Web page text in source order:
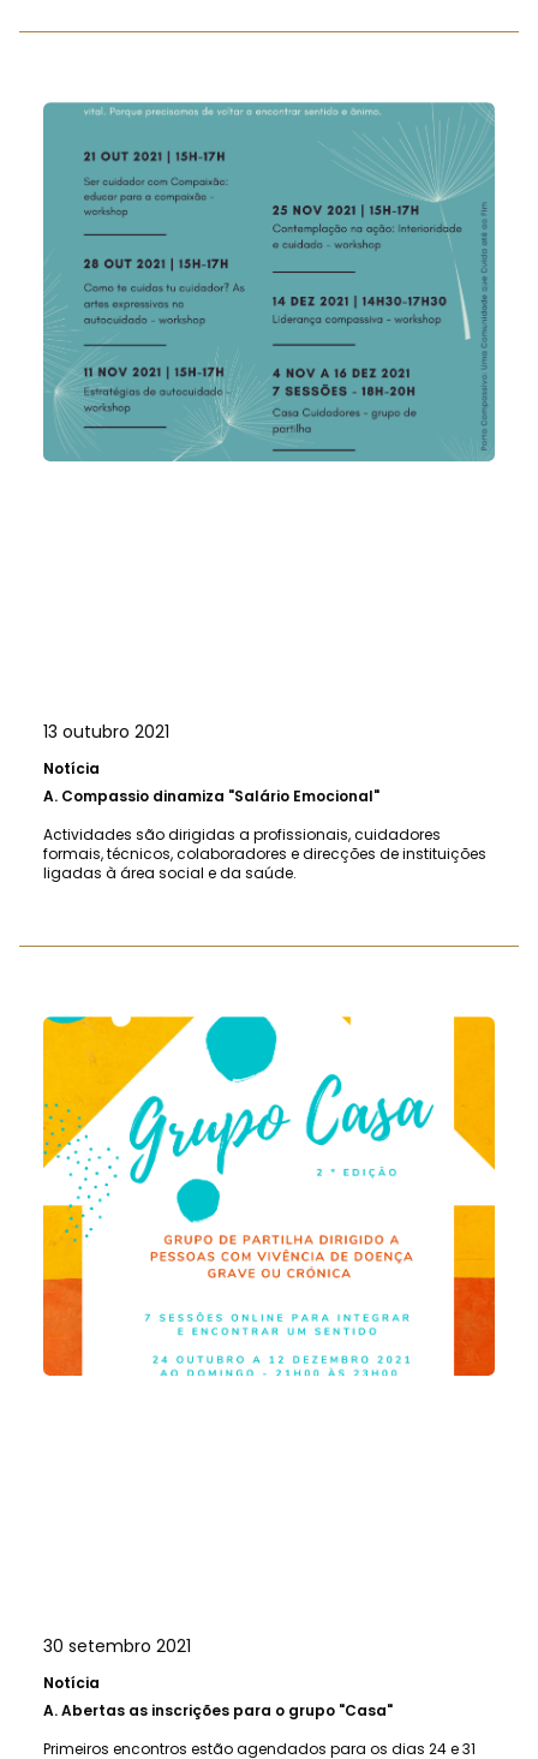
13 outubro 2021
Notícia
A. Compassio dinamiza "Salário Emocional"
Actividades são dirigidas a profissionais, cuidadores
formais, técnicos, colaboradores e direcções de instituições
ligadas à área social e da saúde.
30 setembro 2021
Notícia
A.Abertas as inscrições para o grupo "Casa"
Primeiros encontros estão agendados para os dias 24 e 31